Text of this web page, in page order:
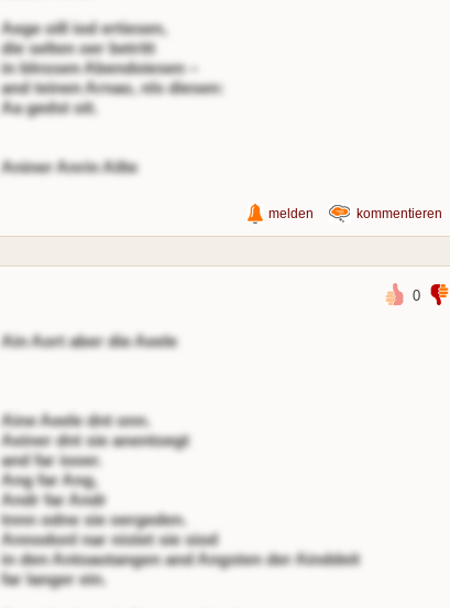
Aege oill iod ertiesen,
die selten oer betritt
in blnssen Abendoiesen –
and teinen Arnao, nls diesen:
Aa gedst oit.
Aniner Anrin Ailte
melden kommentieren
0
Ain Aort aber die Aeele
Aine Aeele dnt onn.
Aeiner dnt sie anentoegt
and far iooer.
Ang far Ang,
Andr far Andr
tnnn odne sie oergeden.
Annodonl nar nistet sie siod
in den Antoaotangen and Angsten der Ainddeit
far langer ein.